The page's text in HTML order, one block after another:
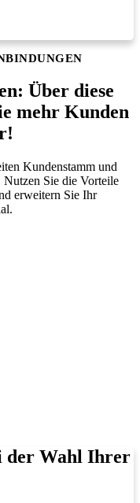
Über diese
mehr Kunden
Kundenstamm und
Sie die Vorteile
erweitern Sie Ihr
der Wahl Ihrer